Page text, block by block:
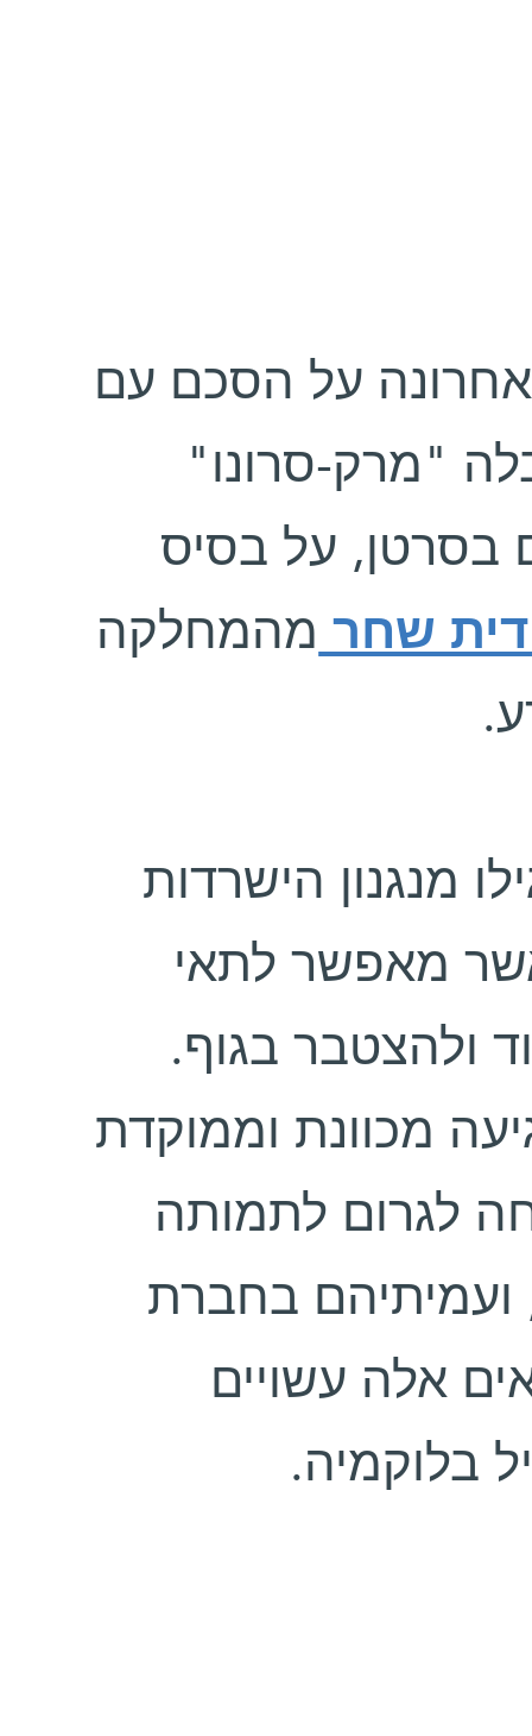
על הסכם עם
"מרק-סרונו"
בסרטן, על בסיס
שחר מהמחלקה
מנגנון הישרדות
מאפשר לתאי
ולהצטבר בגוף.
מכוונת וממוקדת
לגרום לתמותה
ועמיתיהם בחברת
אלה עשויים
בלוקמיה.